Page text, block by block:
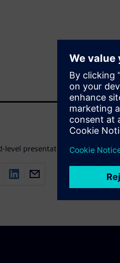
level presentation for Electronics